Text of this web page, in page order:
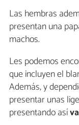
Las hembras
presentan una
machos.
Les podemos
que incluyen el
Además, y
presentar unas
presentando así